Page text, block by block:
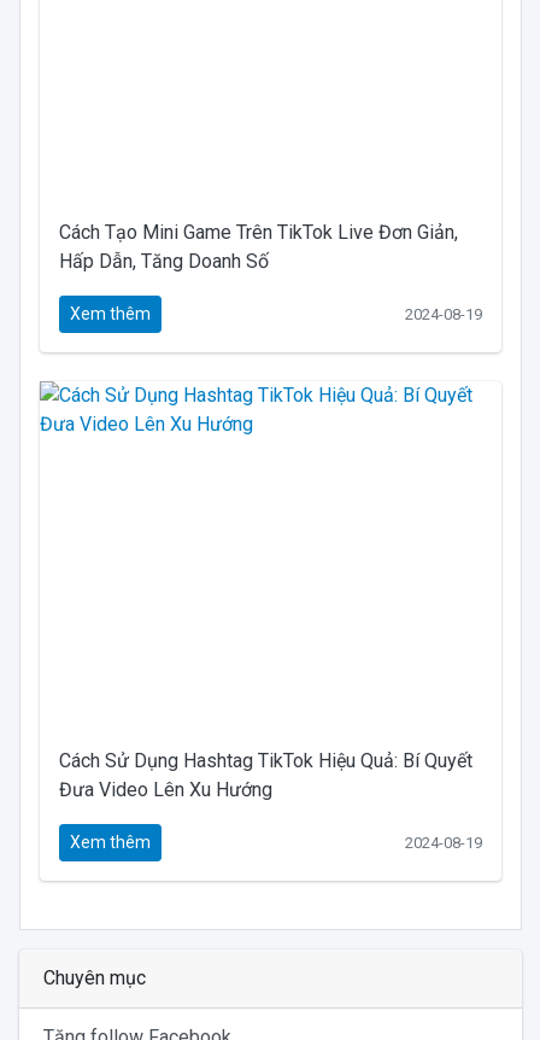
Cách Tạo Mini Game Trên TikTok Live Đơn Giản,
Hấp Dẫn, Tăng Doanh Số
Xem thêm 2024-08-19
Cách Sử Dụng Hashtag TikTok Hiệu Quả: Bí Quyết
Đưa Video Lên Xu Hướng
Xem thêm 2024-08-19
Chuyên mục